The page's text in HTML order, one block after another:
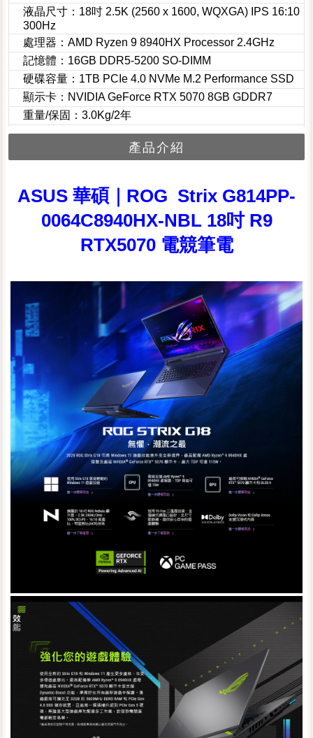
液晶尺寸：18吋 2.5K (2560 x 1600, WQXGA) IPS 16:10
300Hz
處理器：AMD Ryzen 9 8940HX Processor 2.4GHz
記憶體：16GB DDR5-5200 SO-DIMM
硬碟容量：1TB PCIe 4.0 NVMe M.2 Performance SSD
顯示卡：NVIDIA GeForce RTX 5070 8GB GDDR7
重量/保固：3.0Kg/2年
產品介紹
ASUS 華碩｜ROG Strix G814PP-
0064C8940HX-NBL 18吋 R9
RTX5070 電競筆電